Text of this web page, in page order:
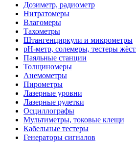
Дозиметр, радиометр
Нитратомеры
Влагомеры
Тахометры
Штангенциркули и микрометры
pH-метр, солемеры, тестеры
Паяльные станции
Толщиномеры
Анемометры
Пирометры
Лазерные уровни
Лазерные рулетки
Осциллографы
Мультиметры, токовые клещи
Кабельные тестеры
Генераторы сигналов